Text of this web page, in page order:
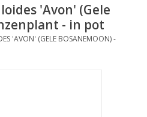
'Avon' (Gele
- in pot
'AVON' (GELE BOSANEMOON) -